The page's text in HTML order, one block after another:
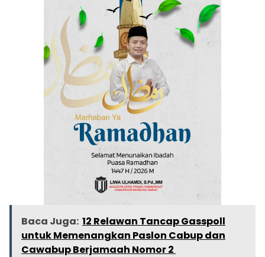
Baca Juga: 12 Relawan Tancap Gasspoll
untuk Memenangkan Paslon Cabup dan
Cawabup Berjamaah Nomor 2